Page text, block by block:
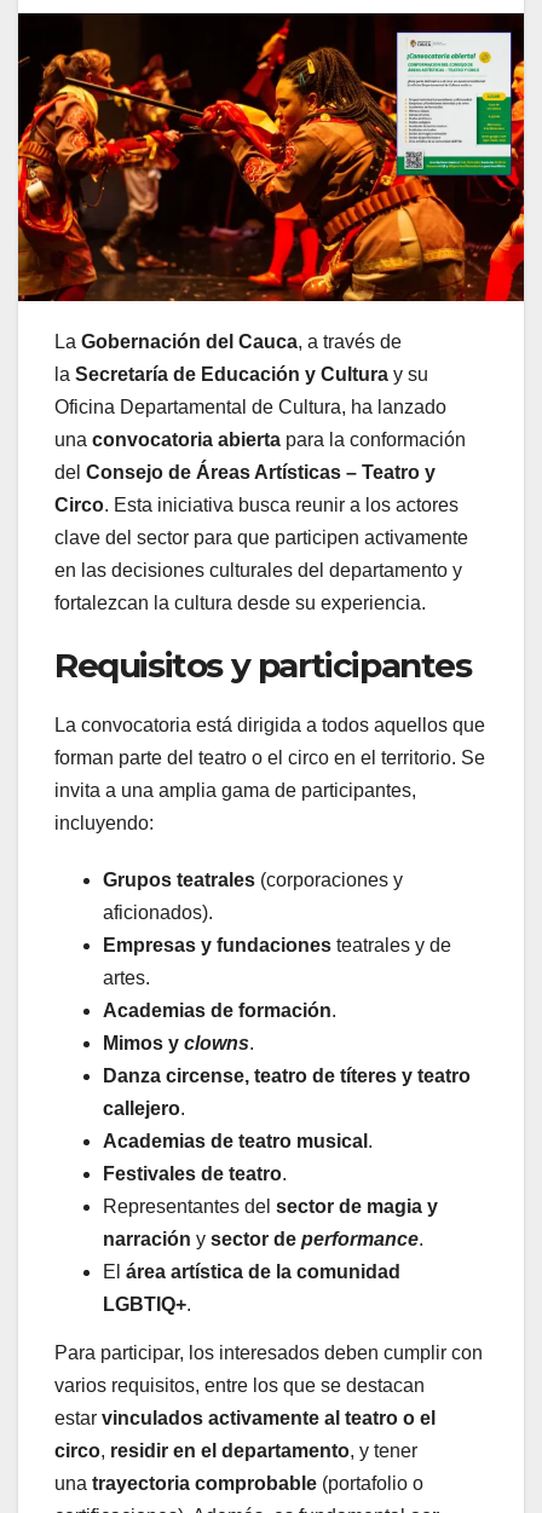
La Gobernación del Cauca, a través de
la Secretaría de Educación y Cultura y su
Oficina Departamental de Cultura, ha lanzado
una convocatoria abierta para la conformación
del Consejo de Áreas Artísticas – Teatro y
Circo. Esta iniciativa busca reunir a los actores
clave del sector para que participen activamente
en las decisiones culturales del departamento y
fortalezcan la cultura desde su experiencia.
Requisitos y participantes
La convocatoria está dirigida a todos aquellos que
forman parte del teatro o el circo en el territorio. Se
invita a una amplia gama de participantes,
incluyendo:
Grupos teatrales (corporaciones y
aficionados).
Empresas y fundaciones teatrales y de
artes.
Academias de formación.
Mimos y clowns.
Danza circense, teatro de títeres y teatro
callejero.
Academias de teatro musical .
Festivales de teatro.
Representantes del sector de magia y
narración y sector de performance.
El área artística de la comunidad
LGBTIQ+.
Para participar, los interesados deben cumplir con
varios requisitos, entre los que se destacan
estar vinculados activamente al teatro o el
circo, residir en el departamento, y tener
una trayectoria comprobable (portafolio o